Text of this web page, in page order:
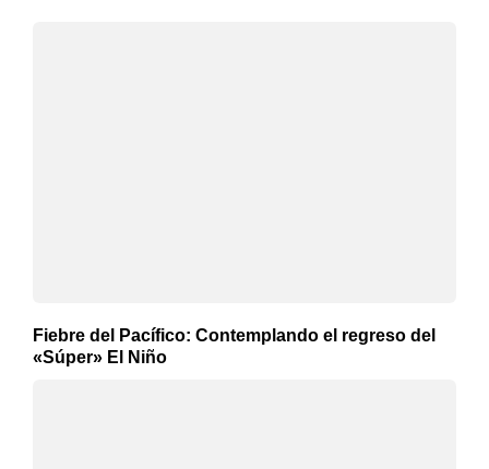
Fiebre del Pacífico: Contemplando el regreso del
«Súper» El Niño